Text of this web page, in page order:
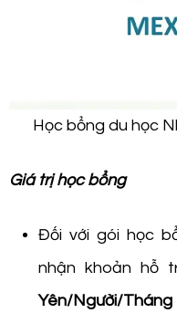
Học bổng du học
Giá trị học bổng
Đối với gói học
nhận khoản hỗ
Yên/Người/